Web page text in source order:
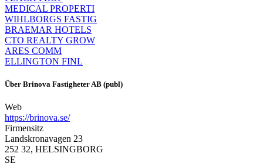
MEDICAL PROPERTI
WIHLBORGS FASTIG
BRAEMAR HOTELS
CTO REALTY GROW
ARES COMM
ELLINGTON FINL
Über Brinova Fastigheter AB (publ)
Web
https://brinova.se/
Firmensitz
Landskronavagen 23
252 32, HELSINGBORG
SE